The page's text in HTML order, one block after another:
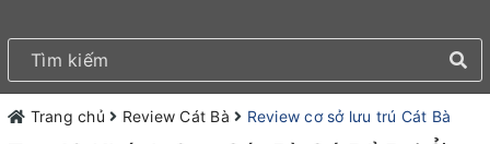
Trang chủ Review Cát Bà Review cơ sở lưu trú Cát Bà